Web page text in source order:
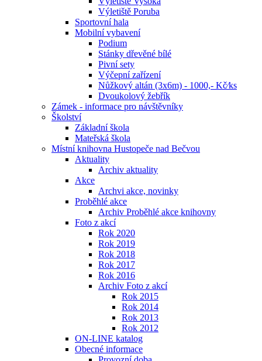
Výletiště Poruba
Sportovní hala
Mobilní vybavení
Podium
Stánky dřevěné bílé
Pivní sety
Výčepní zařízení
Nůžkový altán (3x6m) - 1000,- Kč⁄ks
Dvoukolový žebřík
Zámek - informace pro návštěvníky
Školství
Základní škola
Mateřská škola
Místní knihovna Hustopeče nad Bečvou
Aktuality
Archiv aktuality
Akce
Archvi akce, novinky
Proběhlé akce
Archiv Proběhlé akce knihovny
Foto z akcí
Rok 2020
Rok 2019
Rok 2018
Rok 2017
Rok 2016
Archiv Foto z akcí
Rok 2015
Rok 2014
Rok 2013
Rok 2012
ON-LINE katalog
Obecné informace